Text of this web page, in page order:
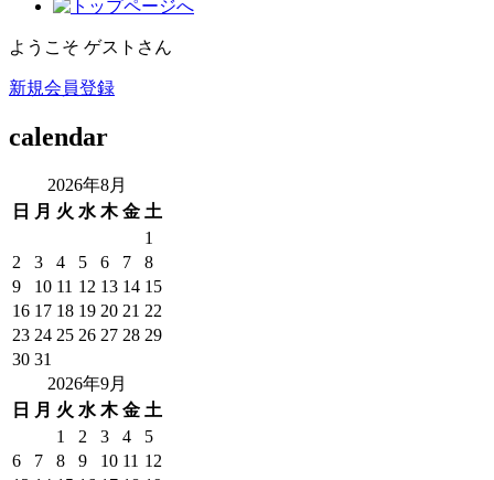
ようこそ ゲストさん
新規会員登録
calendar
2026年8月
日
月 火 水 木 金 土
1
2
3 4 5 6 7
8
9
10 11 12 13 14 15
16 17 18 19 20 21 22
23 24 25 26 27 28 29
30 31
2026年9月
日
月 火 水 木 金 土
1
2 3 4
5
6
7 8 9 10 11 12